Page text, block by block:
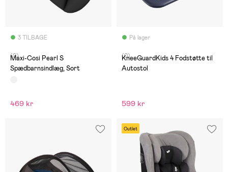
3 TILBAGE
(0)
Maxi-Cosi Pearl S
Spædbarnsindlæg, Sort
469 kr
På lager
(0)
KneeGuardKids 4 Fodstøtte til
Autostol
599 kr
Outlet